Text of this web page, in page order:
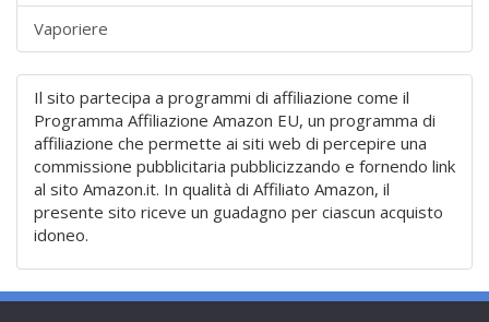
Vaporiere
Il sito partecipa a programmi di affiliazione come il
Programma Affiliazione Amazon EU, un programma di
affiliazione che permette ai siti web di percepire una
commissione pubblicitaria pubblicizzando e fornendo link
al sito Amazon.it. In qualità di Affiliato Amazon, il
presente sito riceve un guadagno per ciascun acquisto
idoneo.